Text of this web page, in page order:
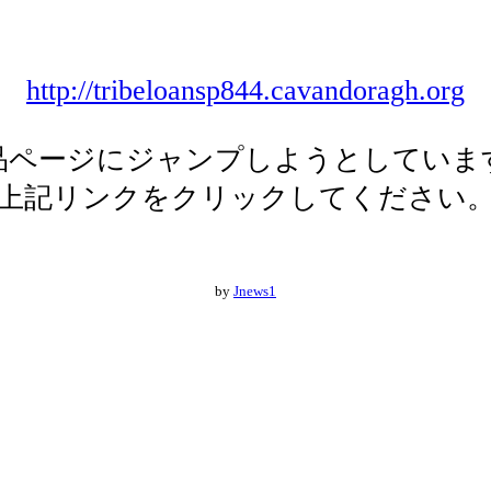
http://tribeloansp844.cavandoragh.org
ページにジャンプしようとしていま
記リンクをクリックしてください
by Jnews1